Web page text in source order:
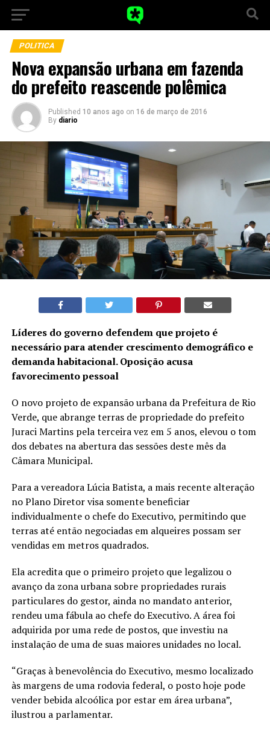
POLITICA
Nova expansão urbana em fazenda
do prefeito reascende polêmica
Published 10 anos ago on 16 de março de 2016
By diario
Líderes do governo defendem que projeto é
necessário para atender crescimento demográfico e
demanda habitacional. Oposição acusa
favorecimento pessoal
O novo projeto de expansão urbana da Prefeitura de Rio
Verde, que abrange terras de propriedade do prefeito
Juraci Martins pela terceira vez em 5 anos, elevou o tom
dos debates na abertura das sessões deste mês da
Câmara Municipal.
Para a vereadora Lúcia Batista, a mais recente alteração
no Plano Diretor visa somente beneficiar
individualmente o chefe do Executivo, permitindo que
terras até então negociadas em alqueires possam ser
vendidas em metros quadrados.
Ela acredita que o primeiro projeto que legalizou o
avanço da zona urbana sobre propriedades rurais
particulares do gestor, ainda no mandato anterior,
rendeu uma fábula ao chefe do Executivo. A área foi
adquirida por uma rede de postos, que investiu na
instalação de uma de suas maiores unidades no local.
“Graças à benevolência do Executivo, mesmo localizado
às margens de uma rodovia federal, o posto hoje pode
vender bebida alcoólica por estar em área urbana”,
ilustrou a parlamentar.